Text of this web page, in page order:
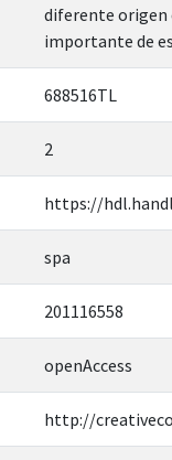
diferente origen
importante de
688516TL
2
https://
spa
201116558
openAccess
http://